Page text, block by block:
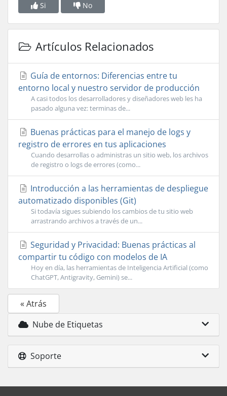
Si No
Artículos Relacionados
Guía de entornos: Diferencias entre tu
entorno local y nuestro servidor de producción
A casi todos los desarrolladores y diseñadores web les ha
pasado alguna vez: terminas de...
Buenas prácticas para el manejo de logs y
registro de errores en tus aplicaciones
Cuando desarrollas o administras un sitio web, los archivos
de registro o logs de errores (como...
Introducción a las herramientas de despliegue
automatizado disponibles (Git)
Si todavía sigues subiendo los cambios de tu sitio web
arrastrando archivos a través de un...
Seguridad y Privacidad: Buenas prácticas al
compartir tu código con modelos de IA
Hoy en día, las herramientas de Inteligencia Artificial (como
ChatGPT, Antigravity, Gemini) se...
« Atrás
Nube de Etiquetas
Soporte